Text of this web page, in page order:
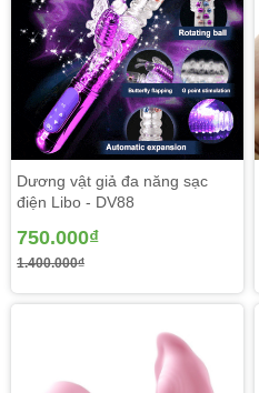
Dương vật giả đa năng sạc
điện Libo - DV88
750.000₫
1.400.000₫